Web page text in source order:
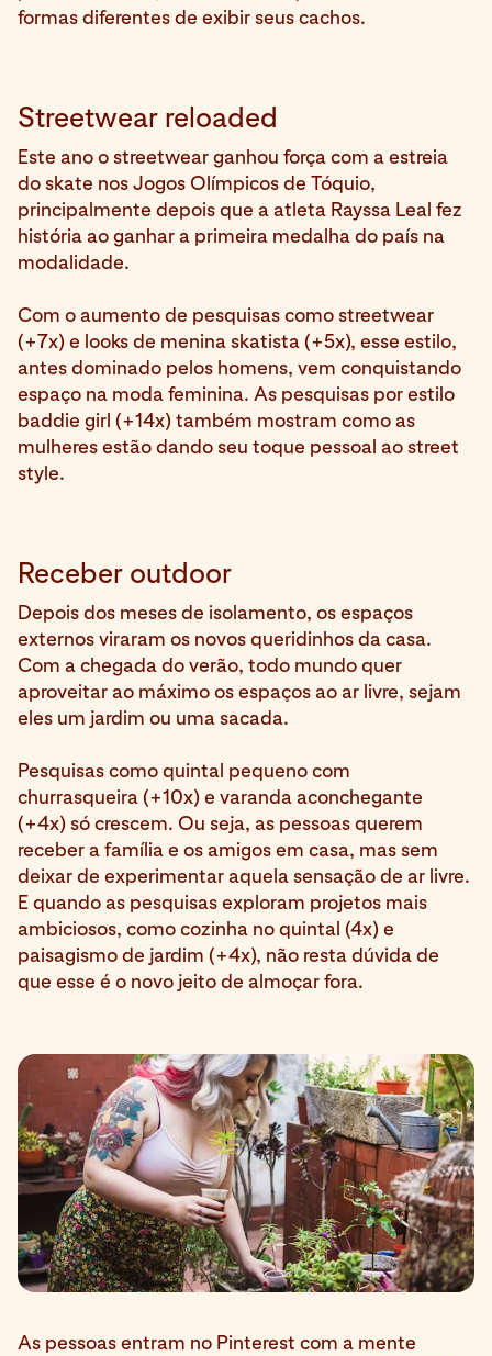
formas diferentes de exibir seus cachos.
Streetwear reloaded
Este ano o streetwear ganhou força com a estreia
do skate nos Jogos Olímpicos de Tóquio,
principalmente depois que a atleta Rayssa Leal fez
história ao ganhar a primeira medalha do país na
modalidade.
Com o aumento de pesquisas como streetwear
(+7x) e looks de menina skatista (+5x), esse estilo,
antes dominado pelos homens, vem conquistando
espaço na moda feminina. As pesquisas por estilo
baddie girl (+14x) também mostram como as
mulheres estão dando seu toque pessoal ao street
style.
Receber outdoor
Depois dos meses de isolamento, os espaços
externos viraram os novos queridinhos da casa.
Com a chegada do verão, todo mundo quer
aproveitar ao máximo os espaços ao ar livre, sejam
eles um jardim ou uma sacada.
Pesquisas como quintal pequeno com
churrasqueira (+10x) e varanda aconchegante
(+4x) só crescem. Ou seja, as pessoas querem
receber a família e os amigos em casa, mas sem
deixar de experimentar aquela sensação de ar livre.
E quando as pesquisas exploram projetos mais
ambiciosos, como cozinha no quintal (4x) e
paisagismo de jardim (+4x), não resta dúvida de
que esse é o novo jeito de almoçar fora.
As pessoas entram no Pinterest com a mente